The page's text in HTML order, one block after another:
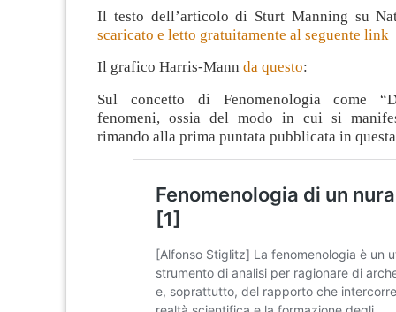
Il testo dell’articolo di Sturt Manning su
scaricato e letto gratuitamente al seguente link
Il grafico Harris-Mann da questo:
Sul concetto di Fenomenologia come
fenomeni, ossia del modo in cui si
rimando alla prima puntata pubblicata in